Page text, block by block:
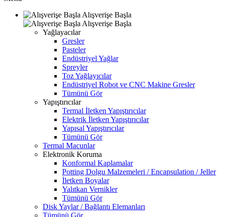
Alışverişe Başla
Alışverişe Başla
Yağlayacılar
Gresler
Pasteler
Endüstriyel Yağlar
Spreyler
Toz Yağlayıcılar
Endüstriyel Robot ve CNC Makine Gresler
Tümünü Gör
Yapıştırıcılar
Termal İletken Yapıştırıcılar
Elektrik İletken Yapıştırıcılar
Yapısal Yapıştırıcılar
Tümünü Gör
Termal Macunlar
Elektronik Koruma
Konformal Kaplamalar
Potting Dolgu Malzemeleri / Encapsulation / Jeller
İletken Boyalar
Yalıtkan Vernikler
Tümünü Gör
Disk Yaylar / Bağlantı Elemanları
Tümünü Gör